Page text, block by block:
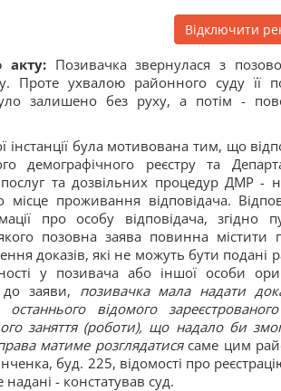
Відключити
акту: Позивачка звернулася з
Проте ухвалою районного суду її
залишено без руху, а потім -
інстанції була мотивована тим, що
демографічного реєстру та
послуг та дозвільних процедур ДМР -
місце проживання відповідача.
про особу відповідача, згідно
позовна заява повинна містити
доказів, які не можуть бути подані
у позивача або іншої особи
заяви, позивачка мала надати
відомого
заняття (роботи), що надало би
матиме розглядатисясаме цим
буд. 225, відомості про
- констатував суд.